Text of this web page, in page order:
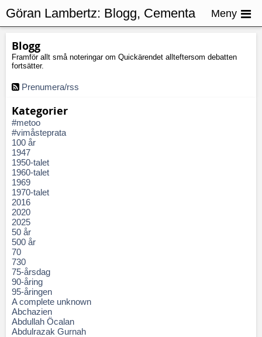
Blogg
Framför allt små noteringar om Quickärendet allteftersom debatten
fortsätter.
Prenumera/rss
Kategorier
#metoo
#vimåsteprata
100 år
1947
1950-talet
1960-talet
1969
1970-talet
2016
2020
2025
50 år
500 år
70
730
75-årsdag
90-åring
95-åringen
A complete unknown
Abchazien
Abdullah Öcalan
Abdulrazak Gurnah
Göran Lambertz: Blogg, Cementa Meny